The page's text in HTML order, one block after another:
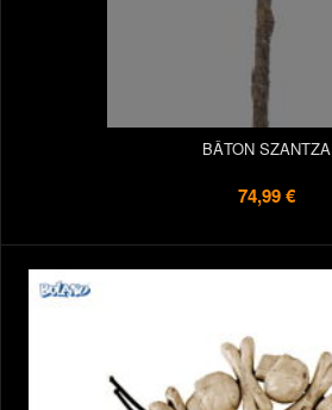
BÂTON SZANTZA
74,99 €